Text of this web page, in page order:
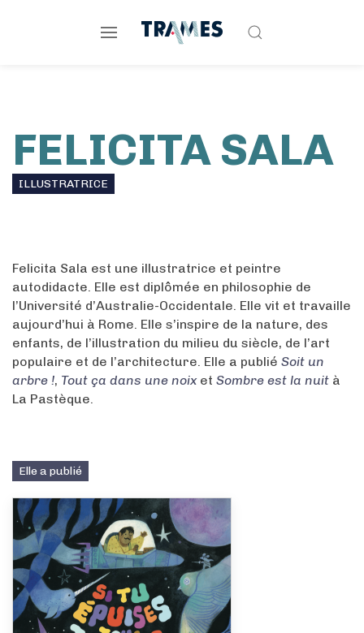
FELICITA SALA
ILLUSTRATRICE
Felicita Sala est une illustratrice et peintre
autodidacte. Elle est diplômée en philosophie de
l’Université d’Australie-Occidentale. Elle vit et travaille
aujourd’hui à Rome. Elle s’inspire de la nature, des
enfants, de l’illustration du milieu du siècle, de l’art
populaire et de l’architecture. Elle a publié Soit un
arbre !, Tout ça dans une noixet Sombre est la nuit à
La Pastèque.
Elle a publié